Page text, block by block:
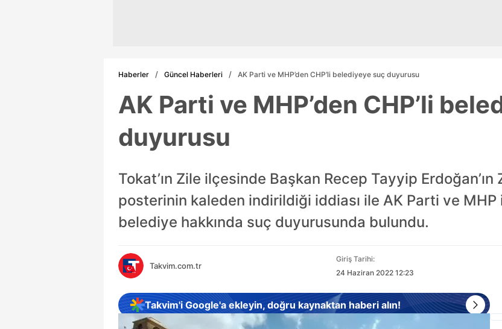
Haberler Güncel Haberleri AK Parti ve MHP’den CHP’li belediyeye suç duyurusu
AK Parti ve MHP’den CHP’li
duyurusu
Tokat’ın Zile ilçesinde Başkan Recep Tayyip Erdoğan’ın
posterinin kaleden indirildiği iddiası ile AK Parti ve MHP
belediye hakkında suç duyurusunda bulundu.
Takvim.com.tr
Giriş Tarihi:
24 Haziran 2022 12:23
Takvim'i Google'a ekleyin, doğru kaynaktan haberi alın!